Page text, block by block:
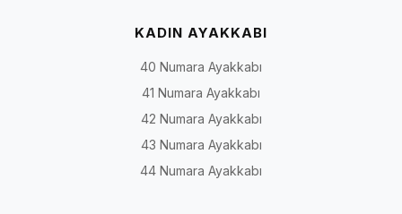
KADIN AYAKKABI
40 Numara Ayakkabı
41 Numara Ayakkabı
42 Numara Ayakkabı
43 Numara Ayakkabı
44 Numara Ayakkabı